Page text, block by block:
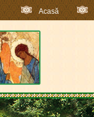
Acasă